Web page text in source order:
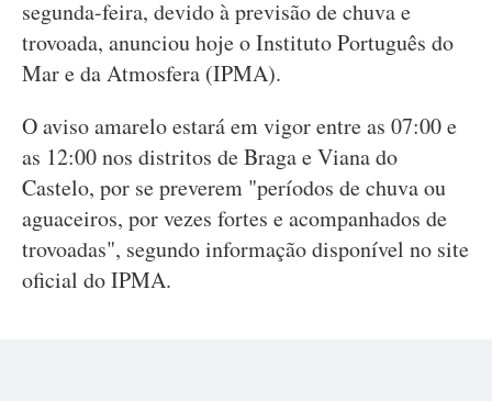
segunda-feira, devido à previsão de chuva e
trovoada, anunciou hoje o Instituto Português do
Mar e da Atmosfera (IPMA).
O aviso amarelo estará em vigor entre as 07:00 e
as 12:00 nos distritos de Braga e Viana do
Castelo, por se preverem "períodos de chuva ou
aguaceiros, por vezes fortes e acompanhados de
trovoadas", segundo informação disponível no site
oficial do IPMA.